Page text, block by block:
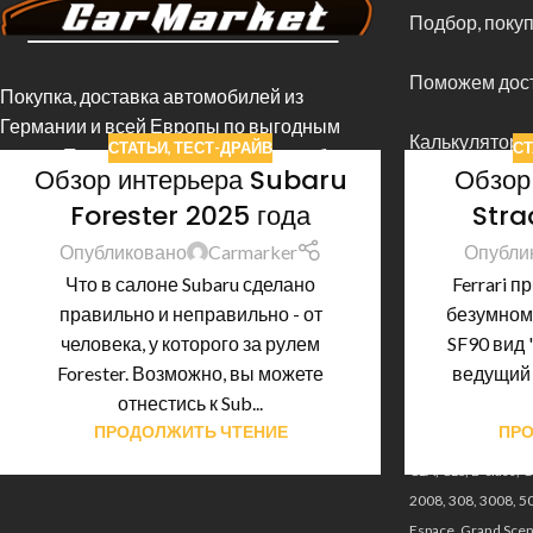
СТАТЬИ,ТЕСТ-ДРАЙВ
Обзор интерьера Subaru
Forester 2025 года
Опубликовано
Carmarker
Что в салоне Subaru сделано
правильно и неправильно - от
человека, у которого за рулем
Forester. Возможно, вы можете
отнестись к Sub...
ПРОДОЛЖИТЬ ЧТЕНИЕ
Ferrari
SF90 вид
ведущий
Покупка, доставка автомобилей из
Германии и всей Европы по выгодным
ценам. Поможем определиться с выбором
и подобрать подходящий автомобиль.
Подбор,
Поможем
Калькулятор
Популярные
Германия,
Испания,
Чехия, Польша,
Популярные
: A3, A4, A6;
Picasso, С4 Grand
2008, 308, 3008,